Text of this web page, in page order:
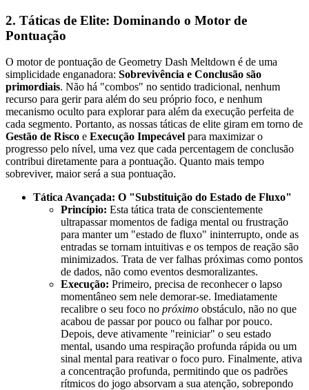
2. Táticas de Elite: Dominando o Motor de
Pontuação
O motor de pontuação de Geometry Dash Meltdown é de uma
simplicidade enganadora: Sobrevivência e Conclusão são
primordiais. Não há "combos" no sentido tradicional, nenhum
recurso para gerir para além do seu próprio foco, e nenhum
mecanismo oculto para explorar para além da execução perfeita de
cada segmento. Portanto, as nossas táticas de elite giram em torno de
Gestão de Risco e Execução Impecável para maximizar o
progresso pelo nível, uma vez que cada percentagem de conclusão
contribui diretamente para a pontuação. Quanto mais tempo
sobreviver, maior será a sua pontuação.
Tática Avançada: O "Substituição do Estado de Fluxo"
Princípio: Esta tática trata de conscientemente
ultrapassar momentos de fadiga mental ou frustração
para manter um "estado de fluxo" ininterrupto, onde as
entradas se tornam intuitivas e os tempos de reação são
minimizados. Trata de ver falhas próximas como pontos
de dados, não como eventos desmoralizantes.
Execução: Primeiro, precisa de reconhecer o lapso
momentâneo sem nele demorar-se. Imediatamente
recalibre o seu foco no próximo obstáculo, não no que
acabou de passar por pouco ou falhar por pouco.
Depois, deve ativamente "reiniciar" o seu estado
mental, usando uma respiração profunda rápida ou um
sinal mental para reativar o foco puro. Finalmente, ativa
a concentração profunda, permitindo que os padrões
rítmicos do jogo absorvam a sua atenção, sobrepondo